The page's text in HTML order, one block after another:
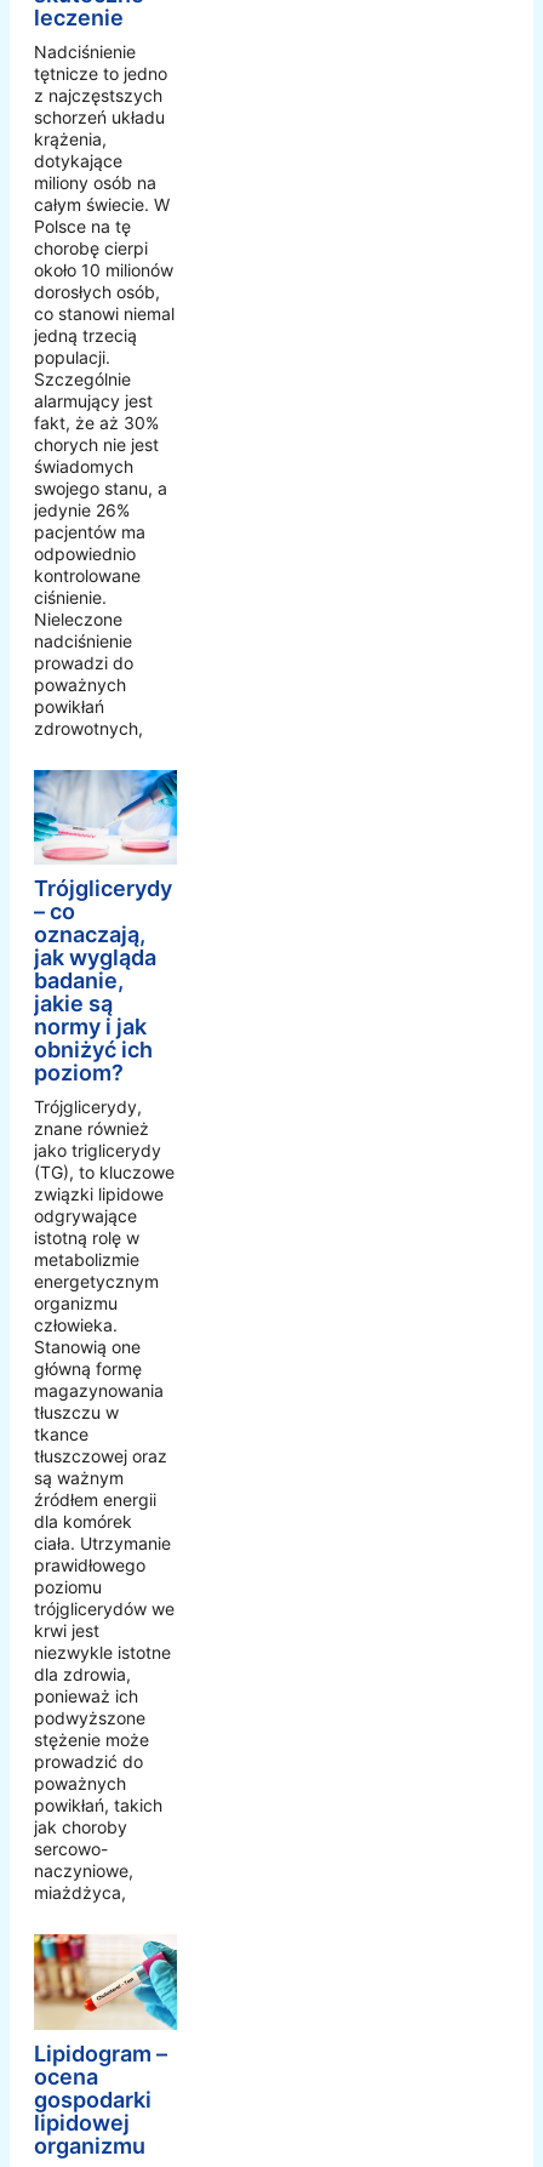
leczenie
Nadciśnienie
tętnicze to jedno
z najczęstszych
schorzeń układu
krążenia,
dotykające
miliony osób na
całym świecie. W
Polsce na tę
chorobę cierpi
około 10 milionów
dorosłych osób,
co stanowi niemal
jedną trzecią
populacji.
Szczególnie
alarmujący jest
fakt, że aż 30%
chorych nie jest
świadomych
swojego stanu, a
jedynie 26%
pacjentów ma
odpowiednio
kontrolowane
ciśnienie.
Nieleczone
nadciśnienie
prowadzi do
poważnych
powikłań
zdrowotnych,
Trójglicerydy
– co
oznaczają,
jak wygląda
badanie,
jakie są
normy i jak
obniżyć ich
poziom?
Trójglicerydy,
znane również
jako triglicerydy
(TG), to kluczowe
związki lipidowe
odgrywające
istotną rolę w
metabolizmie
energetycznym
organizmu
człowieka.
Stanowią one
główną formę
magazynowania
tłuszczu w
tkance
tłuszczowej oraz
są ważnym
źródłem energii
dla komórek
ciała. Utrzymanie
prawidłowego
poziomu
trójglicerydów we
krwi jest
niezwykle istotne
dla zdrowia,
ponieważ ich
podwyższone
stężenie może
prowadzić do
poważnych
powikłań, takich
jak choroby
sercowo-
naczyniowe,
miażdżyca,
Lipidogram –
ocena
gospodarki
lipidowej
organizmu